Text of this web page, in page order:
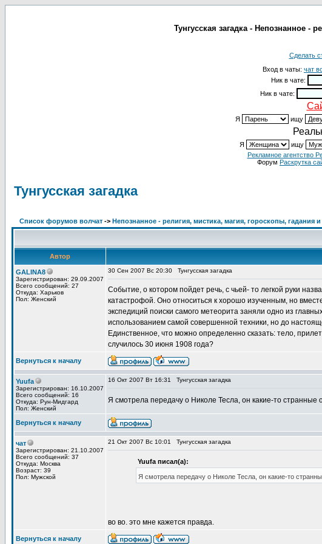
Тунгусская загадка - Непознанное -
Сделать
Вход в чаты: чат
Ник в чате:
Ник в чате:
Я ищу
Я ищу
Рекламное агентство
Форум Раскрутка
Тунгусская загадка
Список форумов волчат -> Непознанное - религия, мистика, магия, гороскопы, гадания
Автор
GALINA8
Зарегистрирован: 29.09.2007
Всего сообщений: 27
Откуда: Харьков
Пол: Женский
30 Сен 2007 Вс 20:30 Тунгусская загадка
Событие, о котором пойдет речь, с чьей- то легкой руки
катастрофой. Оно относиться к хорошо изученным, но
экспедиций поиски самого метеорита заняли одно из
использованием самой совершенной техники, но до
Единственное, что можно определенно сказать: тело,
случилось 30 июня 1908 года?
Вернуться к началу
Yuufa
Зарегистрирован: 16.10.2007
Всего сообщений: 16
Откуда: Рун-Мидгард
Пол: Женский
16 Окт 2007 Вт 16:31 Тунгусская загадка
Я смотрела передачу о Николе Тесла, он какие-то странные
Вернуться к началу
чат
Зарегистрирован: 21.10.2007
Всего сообщений: 37
Откуда: Москва
Возраст: 39
Пол: Мужской
21 Окт 2007 Вс 10:01 Тунгусская загадка
Yuufa писал(а):
Я смотрела передачу о Николе Тесла, он какие-то
во во. это мне кажется правда.
Вернуться к началу